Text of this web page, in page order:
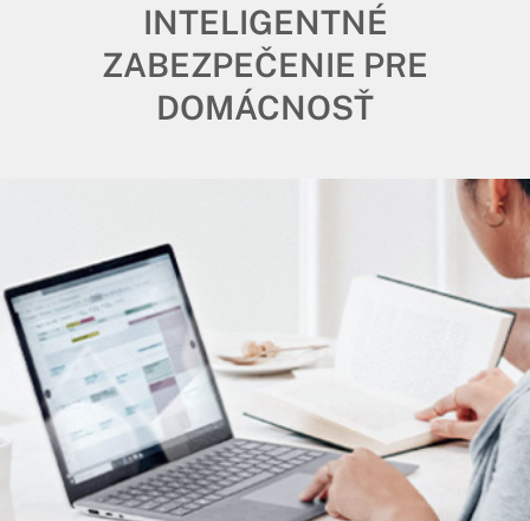
INTELIGENTNÉ
ZABEZPEČENIE PRE
DOMÁCNOSŤ